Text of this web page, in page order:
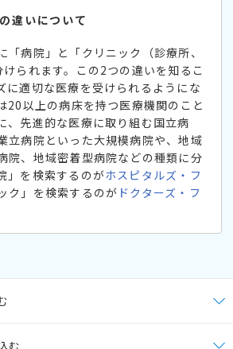
違いについて
「病院」と「クリニック（診療所、
られます。この2つの違いを知るこ
に適切な医療を受けられるようにな
20以上の病床を持つ医療機関のこと
、先進的な医療に取り組む国立病
立病院といった大規模病院や、地域
院、地域密着型病院などの種類に分
」を検索するのがホスピタルズ・フ
ク」を検索するのが ドクターズ・フ
む